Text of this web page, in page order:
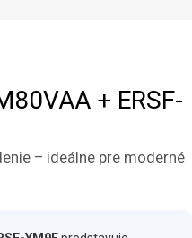
+ ERSF-
– ideálne pre moderné